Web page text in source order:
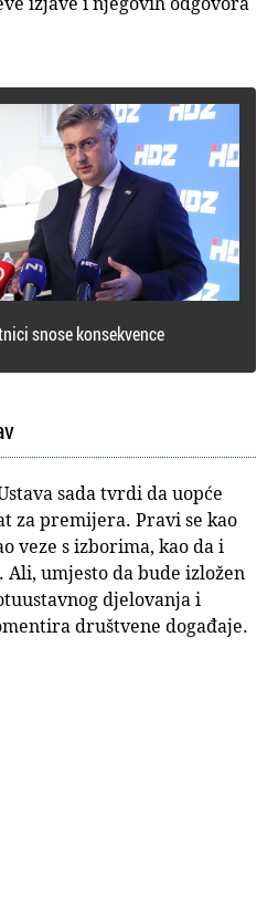
snose konsekvence
sada tvrdi da uopće
za premijera. Pravi se kao
veze s izborima, kao da i
Ali, umjesto da bude izložen
djelovanja i
društvene događaje.